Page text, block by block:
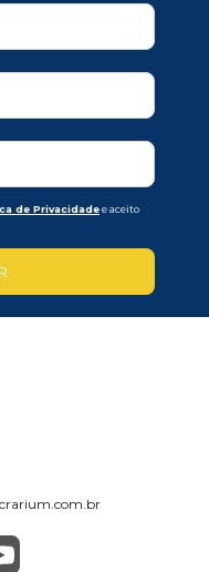
de Privacidadee aceito